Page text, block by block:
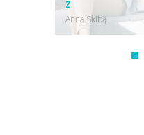
z
Anną Skibą